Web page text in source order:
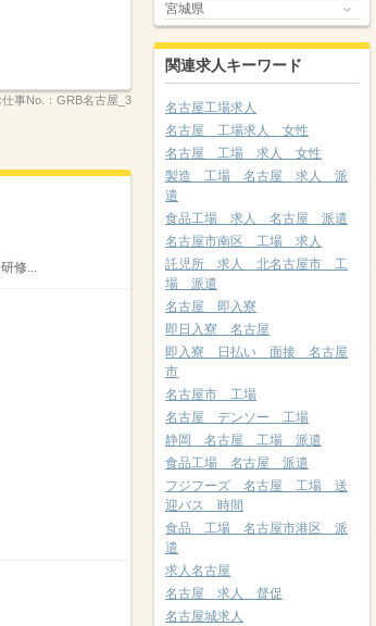
仕事No.： GRB名古屋_3
修...
宮城県
関連求人キーワード
名古屋工場求人
名古屋 工場求人 女性
名古屋 工場 求人 女性
製造 工場 名古屋 求人 派
遣
食品工場 求人 名古屋 派遣
名古屋市南区 工場 求人
託児所 求人 北名古屋市 工
場 派遣
名古屋 即入寮
即日入寮 名古屋
即入寮 日払い 面接 名古屋
市
名古屋市 工場
名古屋 デンソー 工場
静岡 名古屋 工場 派遣
食品工場 名古屋 派遣
フジフーズ 名古屋 工場 送
迎バス 時間
食品 工場 名古屋市港区 派
遣
求人名古屋
名古屋 求人 督促
名古屋城求人